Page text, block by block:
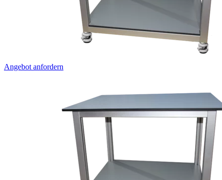
Angebot anfordern